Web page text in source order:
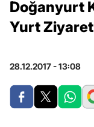
Doğanyurt
Yurt
28.12.2017 - 13:08